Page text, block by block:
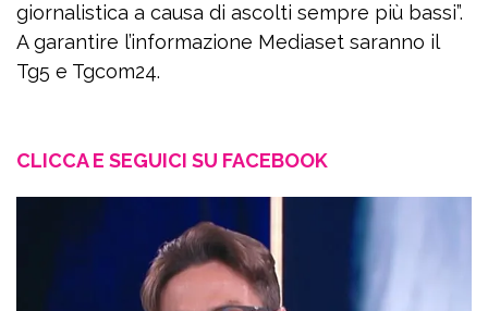
giornalistica a causa di ascolti sempre più bassi”.
A garantire l’informazione Mediaset saranno il
Tg5 e Tgcom24.
CLICCA E SEGUICI SU FACEBOOK